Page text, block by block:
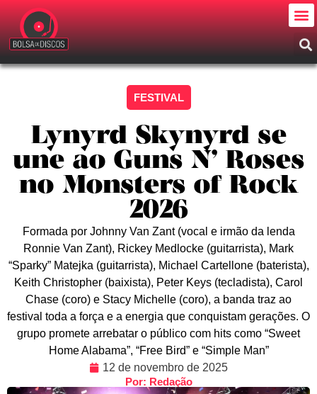
FESTIVAL
Lynyrd Skynyrd se
une ao Guns N’ Roses
no Monsters of Rock
2026
Formada por Johnny Van Zant (vocal e irmão da lenda
Ronnie Van Zant), Rickey Medlocke (guitarrista), Mark
“Sparky” Matejka (guitarrista), Michael Cartellone (baterista),
Keith Christopher (baixista), Peter Keys (tecladista), Carol
Chase (coro) e Stacy Michelle (coro), a banda traz ao
festival toda a força e a energia que conquistam gerações. O
grupo promete arrebatar o público com hits como “Sweet
Home Alabama”, “Free Bird” e “Simple Man”
12 de novembro de 2025
Por: Redação